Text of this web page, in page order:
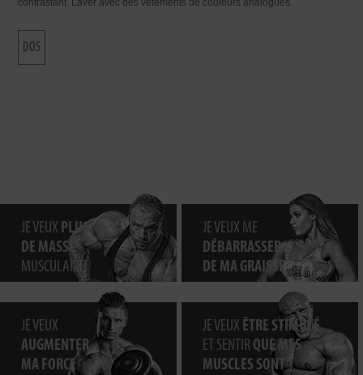
contrastant. Laver avec des vêtements de couleurs analogues.
DOS
JE VEUX PLUS
DE MASSE
MUSCULAIRE
JE VEUX ME
DÉBARRASSER
DE MA GRAISSE
JE VEUX
AUGMENTER
MA FORCE
JE VEUX ÊTRE STIMULÉ
ET SENTIR QUE MES
MUSCLES SONT